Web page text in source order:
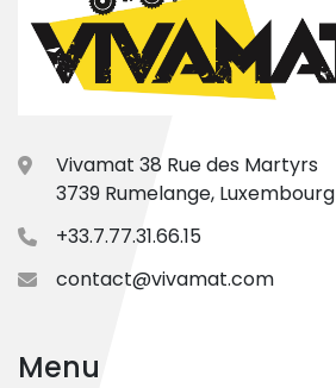
Vivamat 38 Rue des Martyrs
3739 Rumelange, Luxembourg
+33.7.77.31.66.15
contact@vivamat.com
Menu